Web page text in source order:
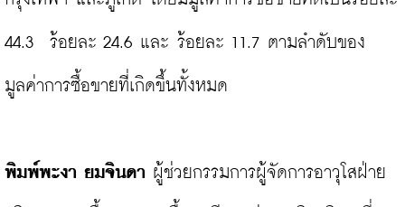
44.3  ร้อยละ 24.6 และ ร้อยละ 11.7 ตามลำดับของ
มูลค่าการซื้อขายที่เกิดขึ้นทั้งหมด
พิมพ์พะงา ยมจินดา ผู้ช่วยกรรมการผู้จัดการอาวุโสฝ่าย